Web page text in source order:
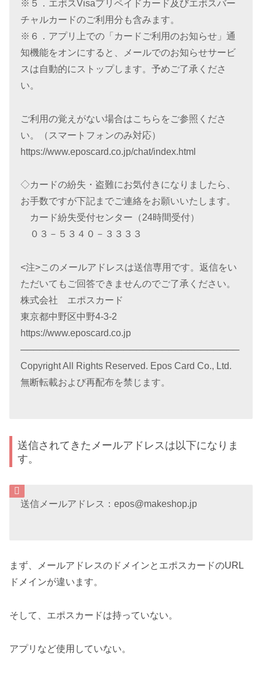
※５．エポスVisaプリペイドカード及びエポスバー
チャルカードのご利用分も含みます。
※６．アプリ上での「カードご利用のお知らせ」通
知機能をオンにすると、メールでのお知らせサービ
スは自動的にストップします。予めご了承くださ
い。
ご利用の覚えがない場合はこちらをご参照くださ
い。（スマートフォンのみ対応）
https://www.eposcard.co.jp/chat/index.html
◇カードの紛失・盗難にお気付きになりましたら、
お手数ですが下記までご連絡をお願いいたします。
カード紛失受付センター（24時間受付）
０３－５３４０－３３３３
<注>このメールアドレスは送信専用です。返信をい
ただいてもご回答できませんのでご了承ください。
株式会社 エポスカード
東京都中野区中野4-3-2
https://www.eposcard.co.jp
──────────────────────────────────
Copyright All Rights Reserved. Epos Card Co., Ltd.
無断転載および再配布を禁じます。
送信されてきたメールアドレスは以下になりま
す。
送信メールアドレス：epos@makeshop.jp
まず、メールアドレスのドメインとエポスカードのURL
ドメインが違います。
そして、エポスカードは持っていない。
アプリなど使用していない。